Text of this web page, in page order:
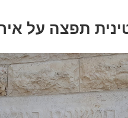
תפצה על